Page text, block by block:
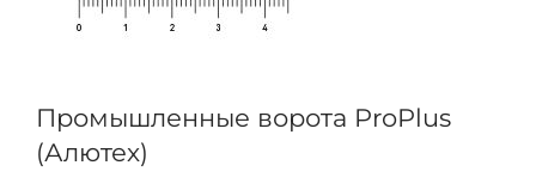
Промышленные ворота ProPlus
(Алютех)
Промышленные ворота ProTrend
(Алютех)